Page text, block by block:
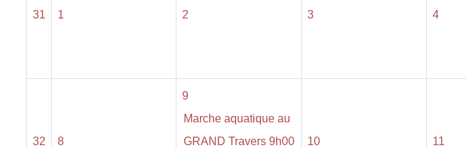
31 1 2 3 4
32 8
9
Marche aquatique au
GRAND Travers 9h00
10 11